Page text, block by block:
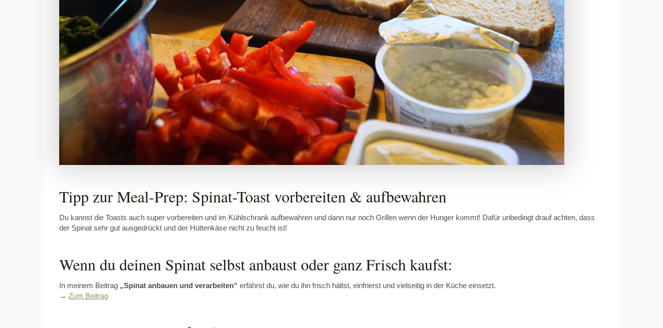
Tipp zur Meal-Prep: Spinat-Toast vorbereiten & aufbewahren
Du kannst die Toasts auch super vorbereiten und im Kühlschrank aufbewahren und dann nur noch Grillen wenn der Hunger kommt! Dafür unbedingt drauf achten, dass
der Spinat sehr gut ausgedrückt und der Hüttenkäse nicht zu feucht ist!
Wenn du deinen Spinat selbst anbaust oder ganz Frisch kaufst:
In meinem Beitrag „Spinat anbauen und verarbeiten“ erfährst du, wie du ihn frisch hältst, einfrierst und vielseitig in der Küche einsetzt.
→Zum Beitrag